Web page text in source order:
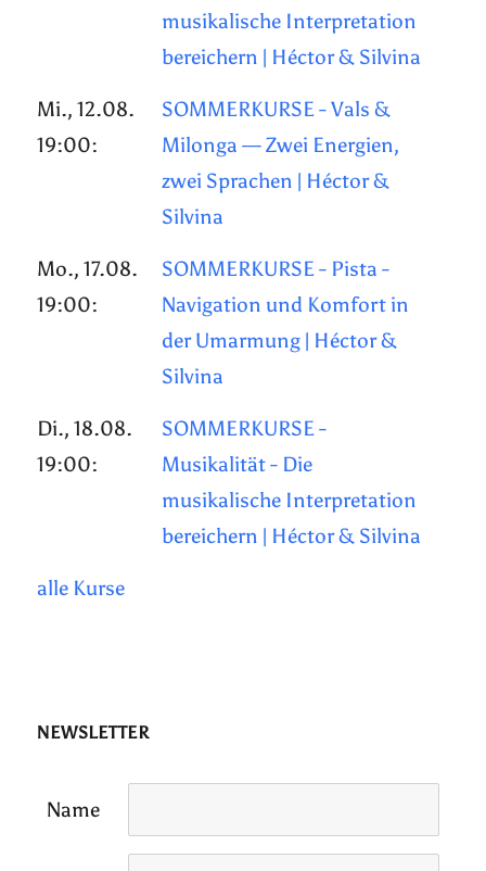
musikalische Interpretation
bereichern | Héctor & Silvina
Mi., 12.08.
19:00:
SOMMERKURSE - Vals &
Milonga — Zwei Energien,
zwei Sprachen | Héctor &
Silvina
Mo., 17.08.
19:00:
SOMMERKURSE - Pista -
Navigation und Komfort in
der Umarmung | Héctor &
Silvina
Di., 18.08.
19:00:
SOMMERKURSE -
Musikalität - Die
musikalische Interpretation
bereichern | Héctor & Silvina
alle Kurse
NEWSLETTER
Name